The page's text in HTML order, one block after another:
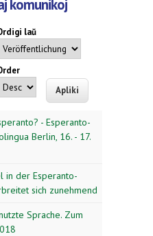
komunikoj
laŭ
- Esperanto-
Berlin, 16. - 17.
in der Esperanto-
sich zunehmend
Sprache. Zum